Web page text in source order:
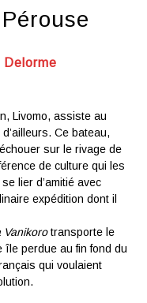
Delorme
Livomo, assiste au
Ce bateau,
sur le rivage de
de culture qui les
lier d’amitié avec
expédition dont il
Vanikorotransporte le
île perdue au fin fond du
qui voulaient